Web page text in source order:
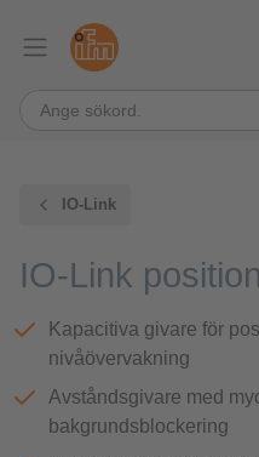
IO-Link
IO-Link
Kapacitiva givare för
nivåövervakning
Avståndsgivare med
bakgrundsblockering